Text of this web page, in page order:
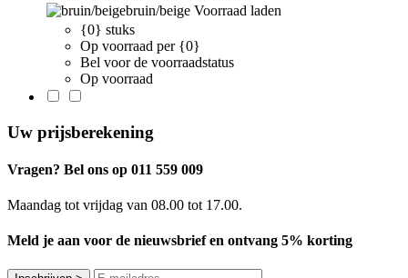
bruin/beige Voorraad laden
{0} stuks
Op voorraad per {0}
Bel voor de voorraadstatus
Op voorraad
Uw prijsberekening
Vragen? Bel ons op 011 559 009
Maandag tot vrijdag van 08.00 tot 17.00.
Meld je aan voor de nieuwsbrief en ontvang 5% korting